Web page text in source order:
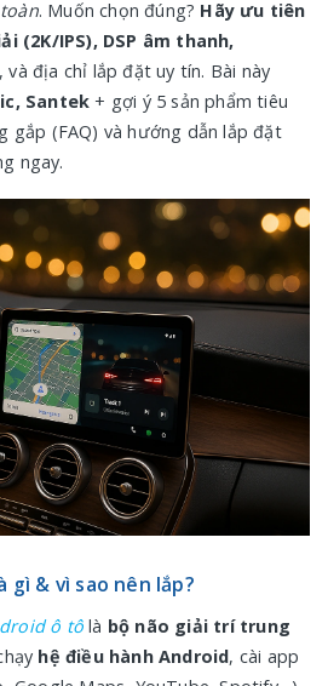
. Muốn chọn đúng? Hãy ưu tiên
(2K/IPS), DSP âm thanh,
, và địa chỉ lắp đặt uy tín. Bài này
Santek + gợi ý 5 sản phẩm tiêu
gắp (FAQ) và hướng dẫn lắp đặt
ngay.
gì & vì sao nên lắp?
ô tô là bộ não giải trí trung
hệ điều hành Android, cài app